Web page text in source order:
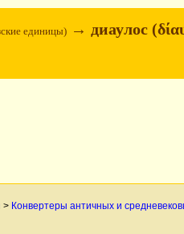
единицы) → диаулос
> Конвертеры античных и